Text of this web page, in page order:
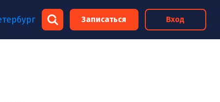
Записаться Вход
×